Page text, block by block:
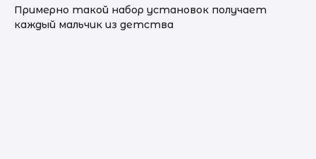
Примерно такой набор установок получает
каждый мальчик из детства